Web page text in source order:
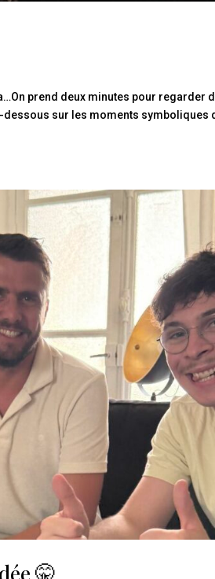
prend deux minutes pour regarder
sur les moments symboliques
🤫